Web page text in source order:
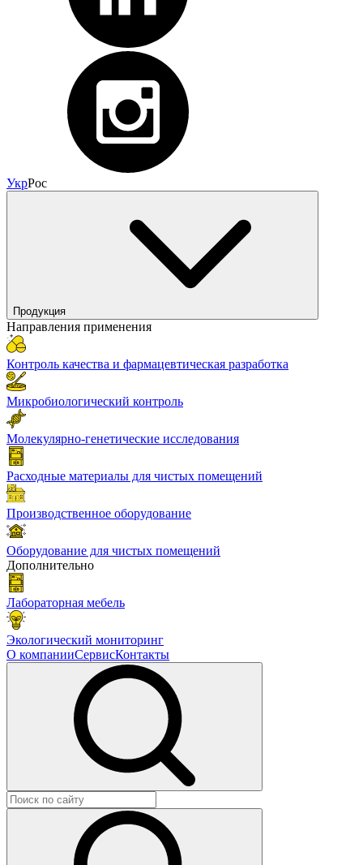
УкрРос
Продукция
Направления применения
Контроль качества и фармацевтическая разработка
Микробиологический контроль
Молекулярно-генетические исследования
Расходные материалы для чистых помещений
Производственное оборудование
Оборудование для чистых помещений
Дополнительно
Лабораторная мебель
Экологический мониторинг
О компанииСервисКонтакты